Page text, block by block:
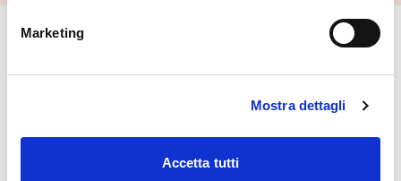
Marketing
Mostra dettagli
Accetta tutti
Castello Dell'acqua